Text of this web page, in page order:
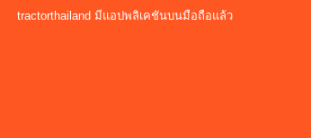
tractorthailand มีแอปพลิเคชันบนมือถือแล้ว